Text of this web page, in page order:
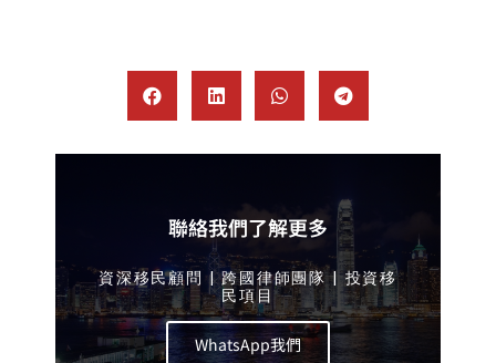
聯絡我們了解更多
資深移民顧問 | 跨國律師團隊 | 投資移
民項目
WhatsApp我們